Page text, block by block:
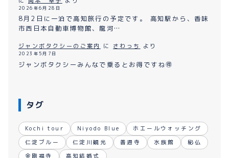
2026年6月28日
8月2日に一泊で高知旅行の予定です。 高知駅から、香味
市西日本自動車博物館、龍河…
ジャンボタクシーのご案内 に さわっち より
2023年5月7日
ジャンボタクシーみんなで乗るとお得ですね🉐
タグ
Kochi tour Niyodo Blue
ホエールウォッチング
仁淀ブルー
仁淀川観光 善通寺 水族館
秘仏
金剛福寺
高知結婚式